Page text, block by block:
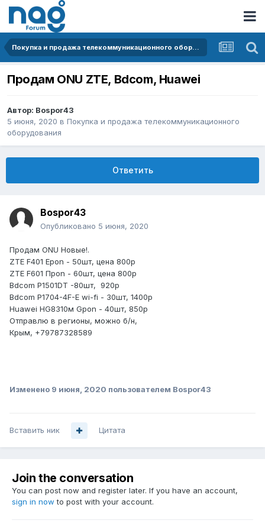
Покупка и продажа телекоммуникационного оборудования
Продам ONU ZTE, Bdcom, Huawei
Автор: Bospor43
5 июня, 2020 в Покупка и продажа телекоммуникационного
оборудования
Ответить
Bospor43
Опубликовано 5 июня, 2020
Продам ONU Новые!.
ZTE F401 Epon - 50шт, цена 800р
ZTE F601 Пpon - 60шт, цена 800р
Bdcom P1501DT -80шт, 920р
Bdcom Р1704-4F-E wi-fi - 30шт, 1400р
Huawei HG8310м Gpon - 40шт, 850р
Отправлю в регионы, можно б/н,
Крым, +79787328589
Изменено 9 июня, 2020 пользователем Bospor43
Вставить ник Цитата
Join the conversation
You can post now and register later. If you have an account,
sign in now to post with your account.